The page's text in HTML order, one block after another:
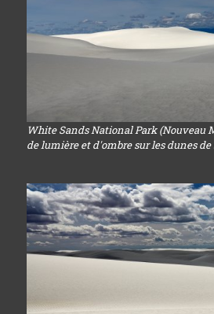
White Sands National Park (Nouveau
de lumière et d'ombre sur les dunes de